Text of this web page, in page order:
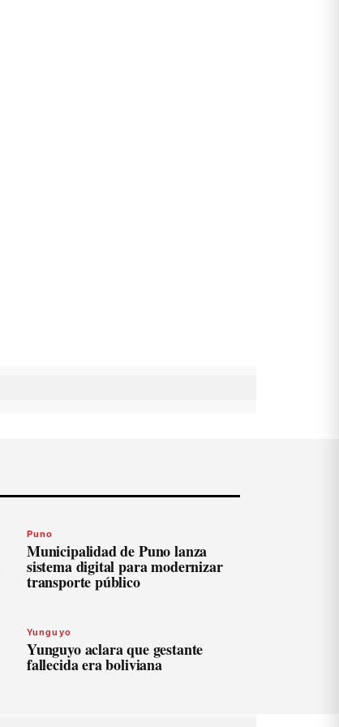
Puno
Municipalidad de Puno lanza
sistema digital para modernizar
transporte público
Yunguyo
Yunguyo aclara que gestante
fallecida era boliviana